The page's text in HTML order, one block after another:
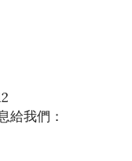
給我們：